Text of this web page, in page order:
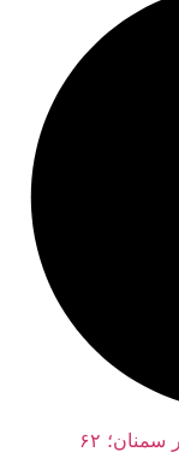
اجرای ۲ عملیات کشف مواد مخدر در سمنان؛ ۶۲